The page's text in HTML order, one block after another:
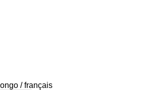
/ français